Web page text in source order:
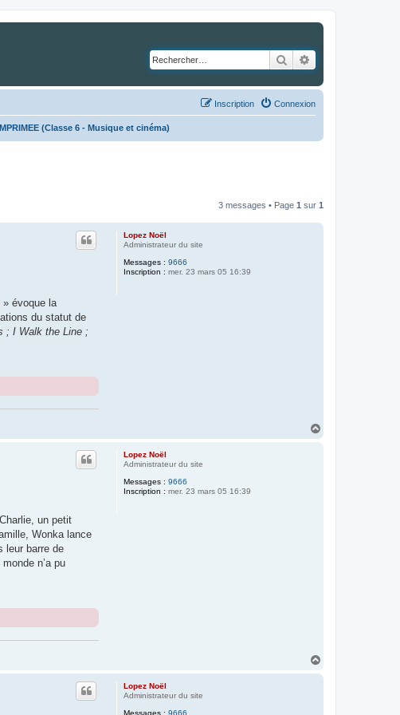
Rechercher
Connexion
Inscription
(Classe 6 - Musique et cinéma)
3 messages • Page 1 sur 1
Lopez Noël
Administrateur du site
Messages : 9666
Inscription : mer. 23 mars 05 16:39
évoque la
du statut de
; I Walk the Line ;
Lopez Noël
Administrateur du site
Messages : 9666
Inscription : mer. 23 mars 05 16:39
un petit
Wonka lance
leur barre de
n’a pu
Lopez Noël
Administrateur du site